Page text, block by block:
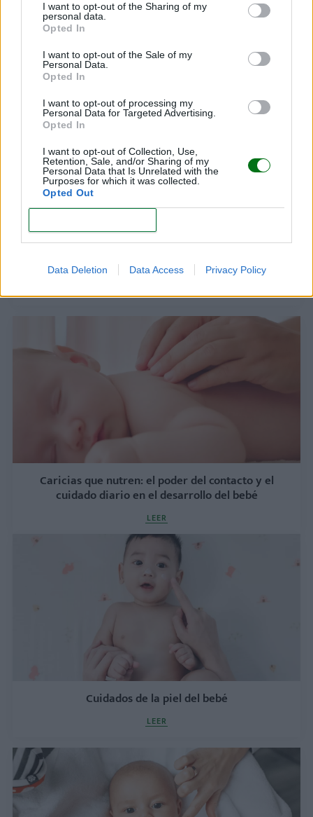
I want to opt-out of the Sharing of my
personal data.
Opted In
I want to opt-out of the Sale of my
Personal Data.
Opted In
I want to opt-out of processing my
Personal Data for Targeted Advertising.
Opted In
I want to opt-out of Collection, Use,
Retention, Sale, and/or Sharing of my
Personal Data that Is Unrelated with the
Purposes for which it was collected.
Opted Out
Data Deletion Data Access Privacy Policy
Salir a la calle con tu bebé: lo que debes tener en
cuenta esta primavera
La importancia de cargar al bebé y mimarlo
Caricias que nutren: el poder del contacto y el
cuidado diario en el desarrollo del bebé
LEER
Cuidados de la piel del bebé
LEER